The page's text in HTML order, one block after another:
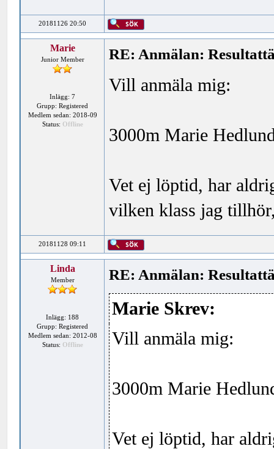
20181126 20:50
Marie
Junior Member
Inlägg: 7
Grupp: Registered
Medlem sedan: 2018-09
Status: Offline
RE: Anmälan:
Vill anmäla mig:
3000m Marie
Vet ej löptid, har
vilken klass jag
20181128 09:11
Linda
Member
Inlägg: 188
Grupp: Registered
Medlem sedan: 2012-08
Status: Offline
RE: Anmälan:
Marie Skrev:
Vill anmäla mig:
3000m Marie
Vet ej löptid, har